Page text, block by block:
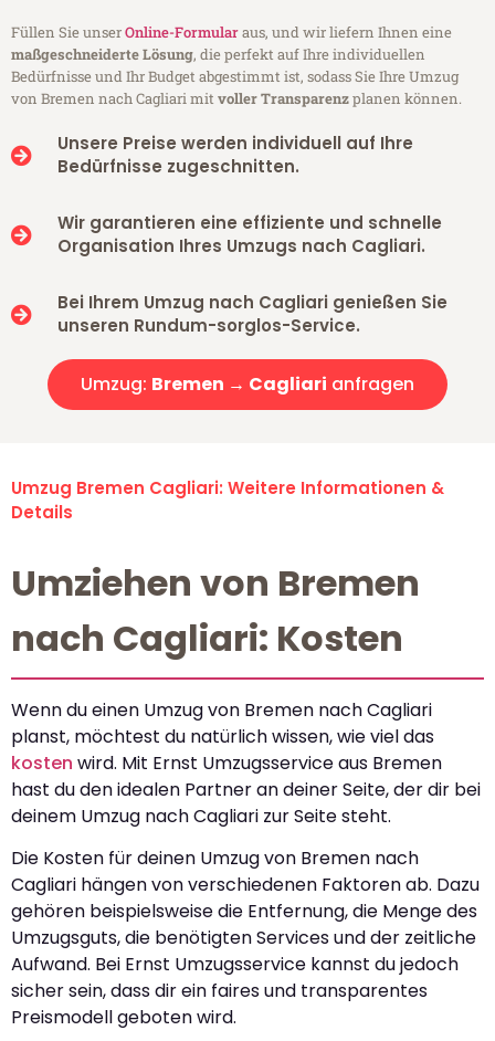
Füllen Sie unserOnline-Formularaus, und wir liefern Ihnen eine
maßgeschneiderte Lösung, die perfekt auf Ihre individuellen
Bedürfnisse und Ihr Budget abgestimmt ist, sodass Sie Ihre Umzug
von Bremen nach Cagliari mitvoller Transparenzplanen können.
Unsere Preise werden individuell auf Ihre
Bedürfnisse zugeschnitten.
Wir garantieren eine effiziente und schnelle
Organisation Ihres Umzugs nach Cagliari.
Bei Ihrem Umzug nach Cagliari genießen Sie
unseren Rundum-sorglos-Service.
Umzug: Bremen → Cagliari anfragen
Umzug Bremen Cagliari: Weitere Informationen &
Details
Umziehen von Bremen
nach Cagliari: Kosten
Wenn du einen Umzug von Bremen nach Cagliari
planst, möchtest du natürlich wissen, wie viel das
kosten wird. Mit Ernst Umzugsservice aus Bremen
hast du den idealen Partner an deiner Seite, der dir bei
deinem Umzug nach Cagliari zur Seite steht.
Die Kosten für deinen Umzug von Bremen nach
Cagliari hängen von verschiedenen Faktoren ab. Dazu
gehören beispielsweise die Entfernung, die Menge des
Umzugsguts, die benötigten Services und der zeitliche
Aufwand. Bei Ernst Umzugsservice kannst du jedoch
sicher sein, dass dir ein faires und transparentes
Preismodell geboten wird.